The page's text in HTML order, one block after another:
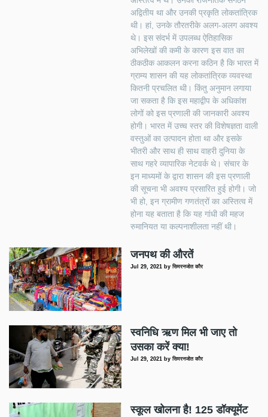
अद्वितीय था और उनकी प्रकृति लोकतांत्रिक
थी। हां, उनके तौरतरीके अलग-अलग अवश्य
थे। इस संदर्भ में उपलब्ध ऐतिहासिक
अभिलेखों की कमी के कारण इस वात का
ठीकठीक आकलन करना कठिन है कि भारत में
ग्राम्य शासन की यह लोकतांत्रिक व्यवस्था
कितनी प्रचलित थी। किंतु अनुमान लगाया
जा सकता है कि इस महाद्वीप के अधिकांश
लोगों को इस प्रणाली की जानकारी अवश्य
होगी। भारत में उच्च स्तर की विशेषज्ञता वाली
वस्तुओं का उत्पादन होता था और इसके
भीतरी और साथ ही साथ वाहरी दुनिया के
साथ गहरे व्यापारिक नेटवर्क थे। संचार के
इन माध्यमों के द्वारा शासन की इस प्रणाली
की सूचना भी अवश्य प्रसारित हुई होगी। जो
भी हो, इन ग्रामीण गणतंत्रों का अस्तित्व में
होना यह बताता है कि यह गांधी की महज
रुमानियत या कल्पनाशीलता नहीं थी।
जनपथ की औरतें
Jul 29, 2021 byसिमरनजोत कौर
स्वनिधि ऋण मिल भी जाए तो
उसका करें क्या!
Jul 29, 2021 byसिमरनजोत कौर
स्कूल खोलना है! 125 डॉक्यूमेंट